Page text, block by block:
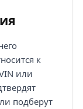
к
или
подберут